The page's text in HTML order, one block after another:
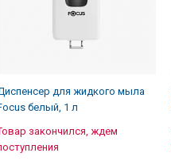
для жидкого мыла
белый, 1 л
закончился, ждем